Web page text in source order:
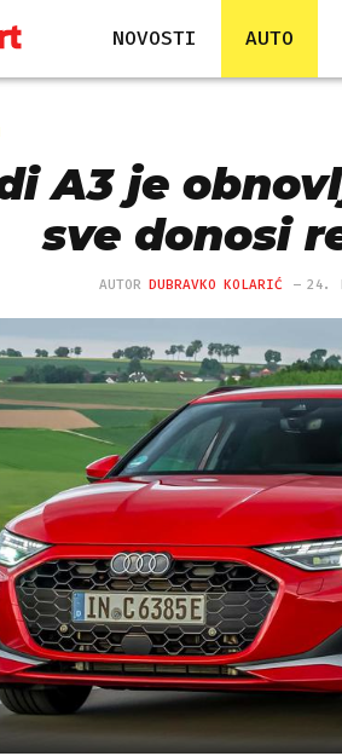
NOVOSTI AUTO
A3 je
sve donosi
AUTORDUBRAVKO KOLARIĆ 24.